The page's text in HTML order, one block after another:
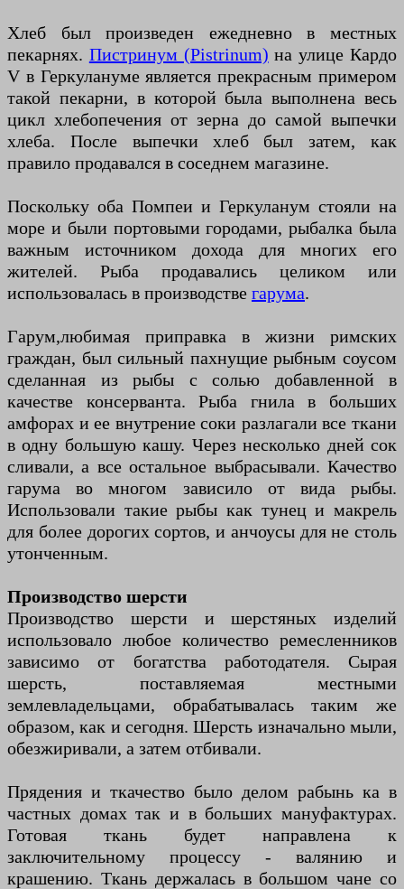
Хлеб был произведен ежедневно в местных
пекарнях. Пистринум (Pistrinum) на улице Кардо
V в Геркулануме является прекрасным примером
такой пекарни, в которой была выполнена весь
цикл хлебопечения от зерна до самой выпечки
хлеба. После выпечки хлеб был затем, как
правило продавался в соседнем магазине.
Поскольку оба Помпеи и Геркуланум стояли на
море и были портовыми городами, рыбалка была
важным источником дохода для многих его
жителей. Рыба продавались целиком или
использовалась в производстве гарума.
Гарум,любимая приправка в жизни римских
граждан, был сильный пахнущие рыбным соусом
сделанная из рыбы с солью добавленной в
качестве консерванта. Рыба гнила в больших
амфорах и ее внутрение соки разлагали все ткани
в одну большую кашу. Через несколько дней сок
сливали, а все остальное выбрасывали. Качество
гарума во многом зависило от вида рыбы.
Использовали такие рыбы как тунец и макрель
для более дорогих сортов, и анчоусы для не столь
утонченным.
Производство шерсти
Производство шерсти и шерстяных изделий
использовало любое количество ремесленников
зависимо от богатства работодателя. Сырая
шерсть, поставляемая местными
землевладельцами, обрабатывалась таким же
образом, как и сегодня. Шерсть изначально мыли,
обезжиривали, а затем отбивали.
Прядения и ткачество было делом рабынь ка в
частных домах так и в больших мануфактурах.
Готовая ткань будет направлена к
заключительному процессу - валянию и
крашению. Ткань держалась в большом чане со